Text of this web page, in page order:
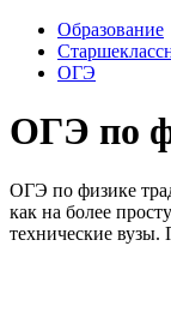
Образование
ОГЭ
ОГЭ по
ОГЭ по физике
как на более
технические вузы.